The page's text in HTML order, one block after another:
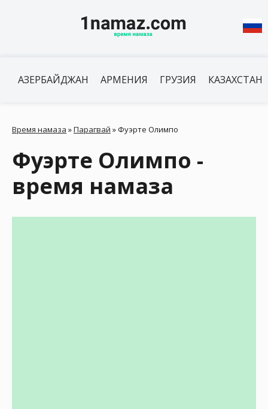
АЗЕРБАЙДЖАН АРМЕНИЯ ГРУЗИЯ КАЗАХСТАН
Время намаза »Парагвай » Фуэрте Олимпо
Фуэрте Олимпо -
время намаза